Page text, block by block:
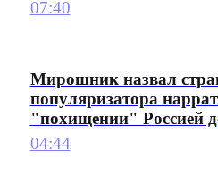
07:40
Мирошник назвал
популяризатора
"похищении" Россией
04:44